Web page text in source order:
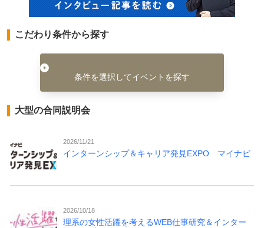
こだわり条件から探す
条件を選択してイベントを探す
大型の合同説明会
2026/11/21
インターンシップ＆キャリア発見EXPO マイナビ
2026/10/18
理系の女性活躍を考えるWEB仕事研究＆インター